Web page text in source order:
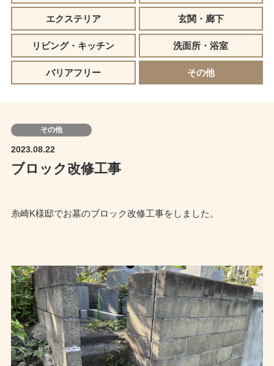
エクステリア 玄関・廊下
リビング・キッチン 洗面所・浴室
バリアフリー その他
その他
2023.08.22
ブロック改修工事
糸崎K様邸でお墓のブロック改修工事をしました。